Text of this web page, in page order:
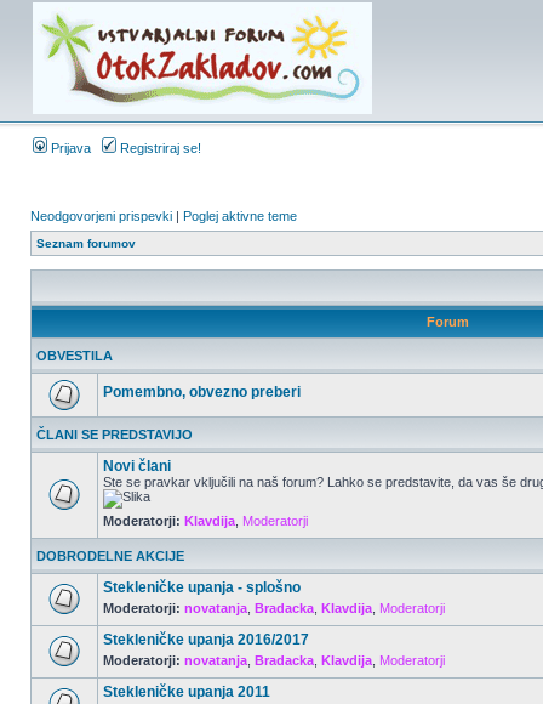
Prijava Registriraj se!
Neodgovorjeni prispevki | Poglej aktivne teme
Seznam forumov
Forum
OBVESTILA
Pomembno, obvezno preberi
ČLANI SE PREDSTAVIJO
Novi člani
Ste se pravkar vključili na naš forum? Lahko se predstavite, da vas še
Moderatorji: Klavdija Moderatorji
DOBRODELNE AKCIJE
Stekleničke upanja - splošno
Moderatorji: novatanja Bradacka Klavdija Moderatorji
Stekleničke upanja 2016/2017
Moderatorji: novatanja Bradacka Klavdija Moderatorji
Stekleničke upanja 2011